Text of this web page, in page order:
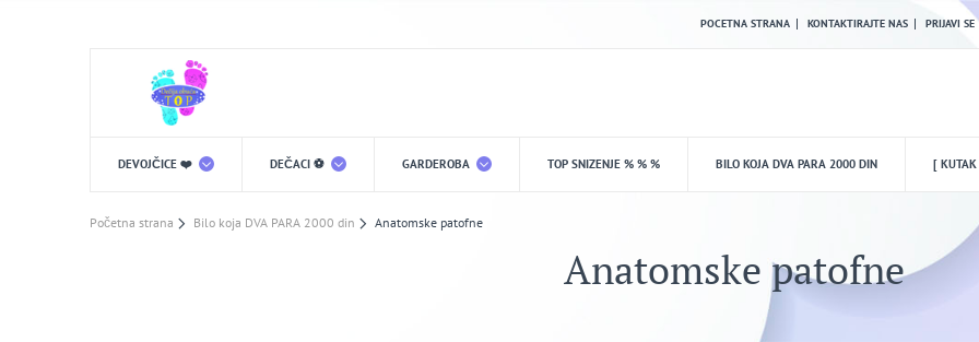
POCETNA STRANA KONTAKTIRAJTE NAS PRIJAVI SE
DEVOJČICE ❤️ DEČACI ⚽️ GARDEROBA TOP SNIZENJE % % % BILO KOJA DVA PARA 2000 DIN [ KUTAK
Početna strana Bilo koja DVA PARA 2000 din Anatomske patofne
Anatomske patofne